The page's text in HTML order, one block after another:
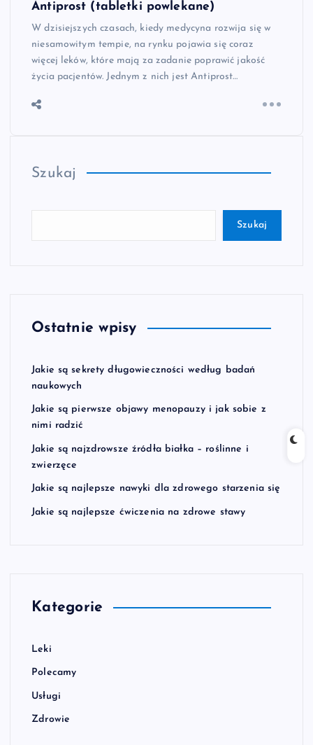
Antiprost (tabletki powlekane)
W dzisiejszych czasach, kiedy medycyna rozwija się w
niesamowitym tempie, na rynku pojawia się coraz
więcej leków, które mają za zadanie poprawić jakość
życia pacjentów. Jednym z nich jest Antiprost…
Szukaj
Szukaj
Ostatnie wpisy
Jakie są sekrety długowieczności według badań
naukowych
Jakie są pierwsze objawy menopauzy i jak sobie z
nimi radzić
Jakie są najzdrowsze źródła białka – roślinne i
zwierzęce
Jakie są najlepsze nawyki dla zdrowego starzenia się
Jakie są najlepsze ćwiczenia na zdrowe stawy
Kategorie
Leki
Polecamy
Usługi
Zdrowie